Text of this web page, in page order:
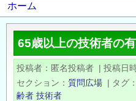
移
パ
ン
く
ず
ホーム
65歳以上の技術者の
投稿者 匿名投稿者 | 投稿日
セクション
質問広場 | タグ
齢者 技術者